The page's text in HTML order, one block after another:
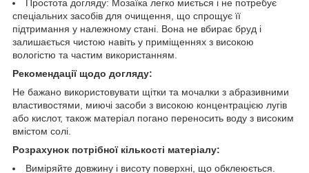
Простота догляду: Мозаїка легко миється і не потребує
спеціальних засобів для очищення, що спрощує її
підтримання у належному стані. Вона не вбирає бруд і
залишається чистою навіть у приміщеннях з високою
вологістю та частим використанням.
Рекомендації щодо догляду:
Не бажано використовувати щітки та мочалки з абразивними
властивостями, миючі засоби з високою концентрацією лугів
або кислот, також матеріал погано переносить воду з високим
вмістом солі.
Розрахунок потрібної кількості матеріалу:
Виміряйте довжину і висоту поверхні, що обклеюється.